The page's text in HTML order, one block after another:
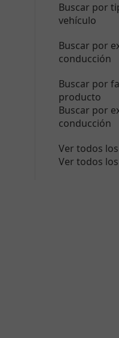
Buscar por
vehículo
Buscar por
conducción
Buscar por
producto
Buscar por
conducción
Ver todos
Ver todos